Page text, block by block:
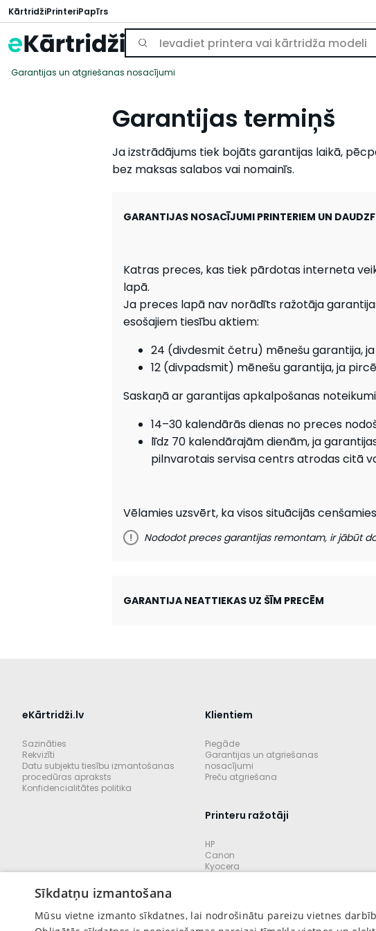
KārtridžiPrinteriPapīrs
Garantijas un atgriešanas nosacījumi
Garantijas termiņš
Ja izstrādājums tiek bojāts garantijas laikā,
bez maksas salabos vai nomainīs.
GARANTIJAS NOSACĪJUMI PRINTERIEM UN
Katras preces, kas tiek pārdotas interneta
lapā.
Ja preces lapā nav norādīts ražotāja
esošajiem tiesību aktiem:
24 (divdesmit četru) mēnešu garantija,
12 (divpadsmit) mēnešu garantija, ja
Saskaņā ar garantijas apkalpošanas
14–30 kalendārās dienas no preces
līdz 70 kalendārajām dienām, ja
pilnvarotais servisa centrs atrodas citā
Vēlamies uzsvērt, ka visos situācijās
! Nododot preces garantijas remontam, ir jābūt
GARANTIJA NEATTIEKAS UZ ŠĪM PRECĒM
eKārtridži.lv
Sazināties
Rekvizīti
Datu subjektu tiesību izmantošanas
procedūras apraksts
Konfidencialitātes politika
Klientiem
Piegāde
Garantijas un atgriešanas
nosacījumi
Preču atgriešana
Printeru ražotāji
HP
Canon
Kyocera
Pantum
Sīkdatņu izmantošana
Mūsu vietne izmanto sīkdatnes, lai nodrošinātu pareizu vietnes